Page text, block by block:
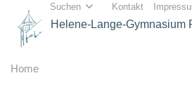
Suchen Kontakt
Helene-Lange-Gymnasium
Home